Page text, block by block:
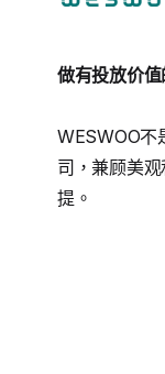
做有投放价
WESWOO不
司，兼顾美
提。